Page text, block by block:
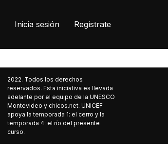
Inicia sesión Regístrate
2022. Todos los derechos
reservados. Esta iniciativa es llevada
adelante por el equipo de la UNESCO
Montevideo y chicos.net. UNICEF
apoya la temporada 1: el cerro y la
temporada 4: el río del presente
curso.